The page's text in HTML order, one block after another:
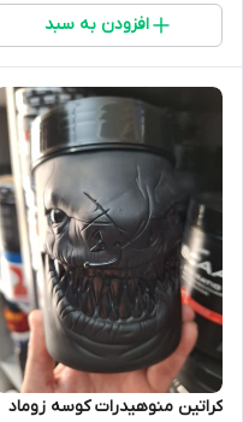
افزودن به سبد
کراتین منوهیدرات کوسه زوماد